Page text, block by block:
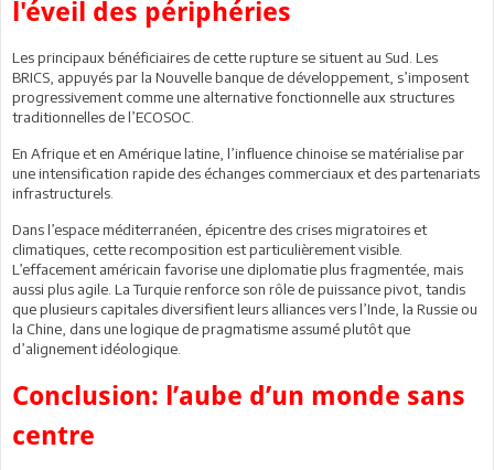
l'éveil des périphéries
Les principaux bénéficiaires de cette rupture se situent au Sud. Les
BRICS, appuyés par la Nouvelle banque de développement, s’imposent
progressivement comme une alternative fonctionnelle aux structures
traditionnelles de l’ECOSOC.
En Afrique et en Amérique latine, l’influence chinoise se matérialise par
une intensification rapide des échanges commerciaux et des partenariats
infrastructurels.
Dans l’espace méditerranéen, épicentre des crises migratoires et
climatiques, cette recomposition est particulièrement visible.
L’effacement américain favorise une diplomatie plus fragmentée, mais
aussi plus agile. La Turquie renforce son rôle de puissance pivot, tandis
que plusieurs capitales diversifient leurs alliances vers l’Inde, la Russie ou
la Chine, dans une logique de pragmatisme assumé plutôt que
d’alignement idéologique.
Conclusion: l’aube d’un monde sans
centre